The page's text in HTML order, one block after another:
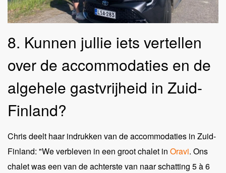
8. Kunnen jullie iets vertellen
over de accommodaties en de
algehele gastvrijheid in Zuid-
Finland?
Chris deelt haar indrukken van de accommodaties in Zuid-
Finland: "We verbleven in een groot chalet in Oravi. Ons
chalet was een van de achterste van naar schatting 5 à 6